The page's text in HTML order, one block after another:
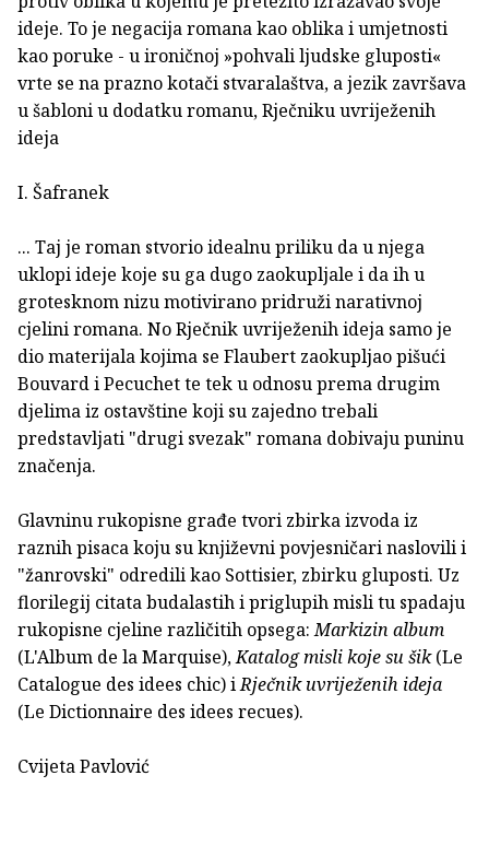
ideje. To je negacija romana kao oblika i umjetnosti
kao poruke - u ironičnoj »pohvali ljudske gluposti«
vrte se na prazno kotači stvaralaštva, a jezik završava
u šabloni u dodatku romanu, Rječniku uvriježenih
ideja
I. Šafranek
... Taj je roman stvorio idealnu priliku da u njega
uklopi ideje koje su ga dugo zaokupljale i da ih u
grotesknom nizu motivirano pridruži narativnoj
cjelini romana. No Rječnik uvriježenih ideja samo je
dio materijala kojima se Flaubert zaokupljao pišući
Bouvard i Pecuchet te tek u odnosu prema drugim
djelima iz ostavštine koji su zajedno trebali
predstavljati "drugi svezak" romana dobivaju puninu
značenja.
Glavninu rukopisne građe tvori zbirka izvoda iz
raznih pisaca koju su književni povjesničari naslovili i
"žanrovski" odredili kao Sottisier, zbirku gluposti. Uz
florilegij citata budalastih i priglupih misli tu spadaju
rukopisne cjeline različitih opsega:Markizin album
(L'Album de la Marquise),Katalog misli koje su šik(Le
Catalogue des idees chic) iRječnik uvriježenih ideja
(Le Dictionnaire des idees recues).
Cvijeta Pavlović